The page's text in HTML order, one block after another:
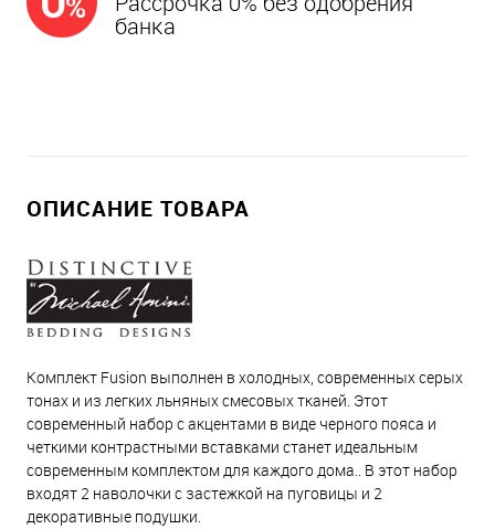
банка
ОПИСАНИЕ ТОВАРА
Комплект Fusion выполнен в холодных, современных серых
тонах и из легких льняных смесовых тканей. Этот
современный набор с акцентами в виде черного пояса и
четкими контрастными вставками станет идеальным
современным комплектом для каждого дома.. В этот набор
входят 2 наволочки с застежкой на пуговицы и 2
декоративные подушки.